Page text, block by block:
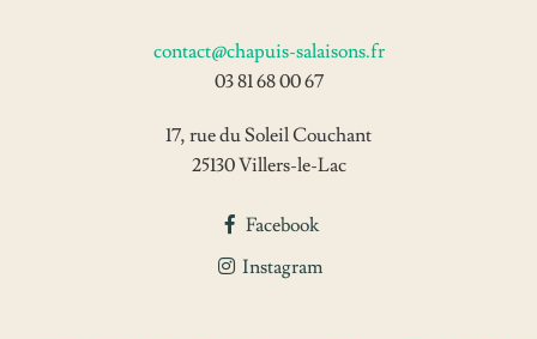
03 81 68 00 67
contact@chapuis-salaisons.fr
contact@chapuis-salaisons.fr
03 81 68 00 67
17, rue du Soleil Couchant
25130 Villers-le-Lac
Facebook
Instagram